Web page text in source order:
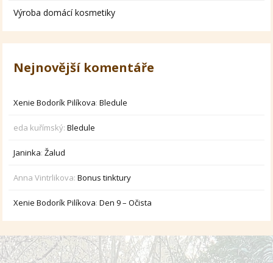
Výroba domácí kosmetiky
Nejnovější komentáře
Xenie Bodorík Pilíkova:Bledule
eda kuřímský:Bledule
Janinka:Žalud
Anna Vintrlikova:Bonus tinktury
Xenie Bodorík Pilíkova:Den 9 – Očista